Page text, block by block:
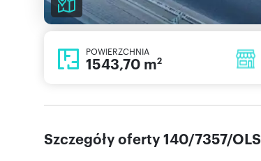
POWIERZCHNIA
1543,70 m2
Szczegóły oferty 140/7357/OLS